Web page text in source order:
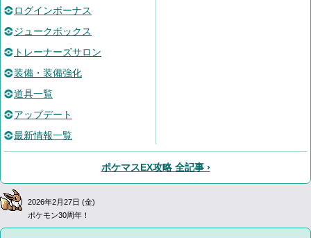
ログインボーナス
ジュークボックス
トレーナーズサロン
装備・装備強化
道具一覧
アップデート
最新情報一覧
ポケマスEX攻略 全記事 ›
2026年2月27日 (金)
ポケモン30周年！